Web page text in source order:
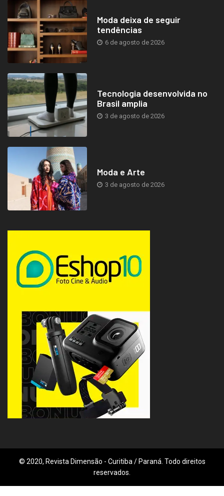
Moda deixa de seguir
tendências
6 de agosto de 2026
Tecnologia desenvolvida no
Brasil amplia
3 de agosto de 2026
Moda e Arte
3 de agosto de 2026
© 2020, Revista Dimensão - Curitiba / Paraná. Todo direitos
reservados.